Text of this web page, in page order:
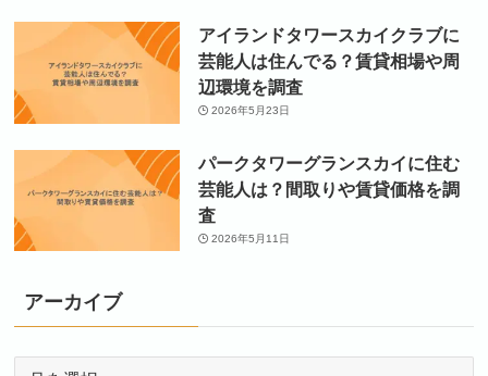
アイランドタワースカイクラブに
芸能人は住んでる？賃貸相場や周
辺環境を調査
2026年5月23日
パークタワーグランスカイに住む
芸能人は？間取りや賃貸価格を調
査
2026年5月11日
アーカイブ